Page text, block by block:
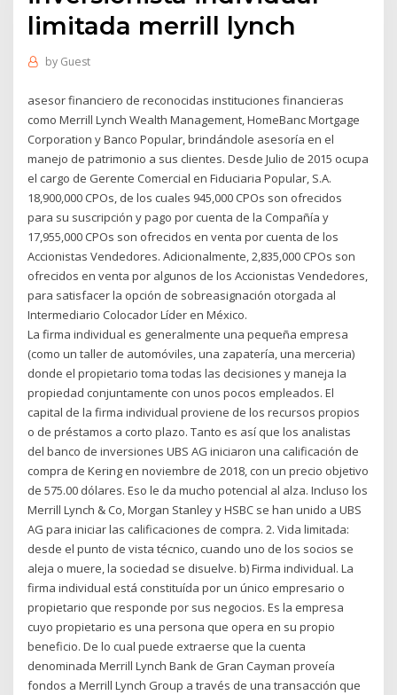
limitada merrill lynch
by Guest
asesor financiero de reconocidas instituciones financieras
como Merrill Lynch Wealth Management, HomeBanc Mortgage
Corporation y Banco Popular, brindándole asesoría en el
manejo de patrimonio a sus clientes. Desde Julio de 2015 ocupa
el cargo de Gerente Comercial en Fiduciaria Popular, S.A.
18,900,000 CPOs, de los cuales 945,000 CPOs son ofrecidos
para su suscripción y pago por cuenta de la Compañía y
17,955,000 CPOs son ofrecidos en venta por cuenta de los
Accionistas Vendedores. Adicionalmente, 2,835,000 CPOs son
ofrecidos en venta por algunos de los Accionistas Vendedores,
para satisfacer la opción de sobreasignación otorgada al
Intermediario Colocador Líder en México.
La firma individual es generalmente una pequeña empresa
(como un taller de automóviles, una zapatería, una merceria)
donde el propietario toma todas las decisiones y maneja Ia
propiedad conjuntamente con unos pocos empleados. El
capital de la firma individual proviene de los recursos propios
o de préstamos a corto plazo. Tanto es así que los analistas
del banco de inversiones UBS AG iniciaron una calificación de
compra de Kering en noviembre de 2018, con un precio objetivo
de 575.00 dólares. Eso le da mucho potencial al alza. Incluso los
Merrill Lynch & Co, Morgan Stanley y HSBC se han unido a UBS
AG para iniciar las calificaciones de compra. 2. Vida limitada:
desde el punto de vista técnico, cuando uno de los socios se
aleja o muere, la sociedad se disuelve. b) Firma individual. La
firma individual está constituída por un único empresario o
propietario que responde por sus negocios. Es la empresa
cuyo propietario es una persona que opera en su propio
beneficio. De lo cual puede extraerse que la cuenta
denominada Merrill Lynch Bank de Gran Cayman proveía
fondos a Merrill Lynch Group a través de una transacción que